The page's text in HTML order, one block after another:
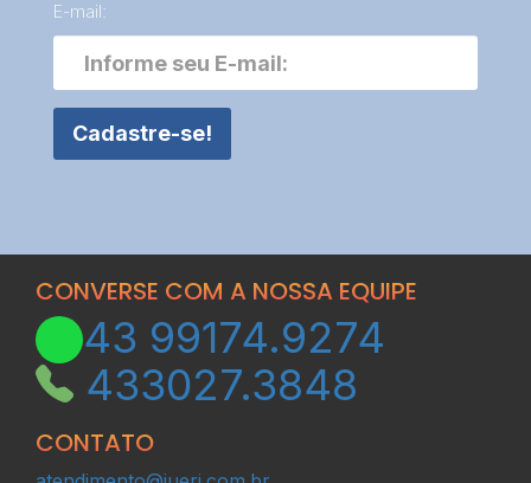
E-mail:
Cadastre-se!
CONVERSE COM A NOSSA EQUIPE
43 99174.9274
433027.3848
CONTATO